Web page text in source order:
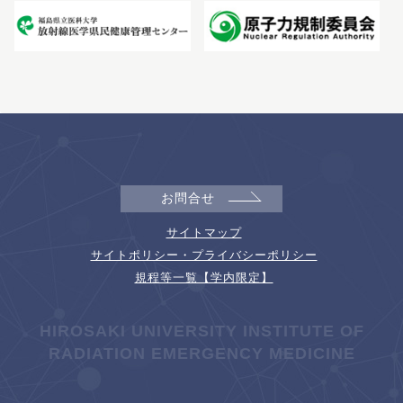
お問合せ
サイトマップ
サイトポリシー・プライバシーポリシー
規程等一覧【学内限定】
HIROSAKI UNIVERSITY INSTITUTE OF
RADIATION EMERGENCY MEDICINE